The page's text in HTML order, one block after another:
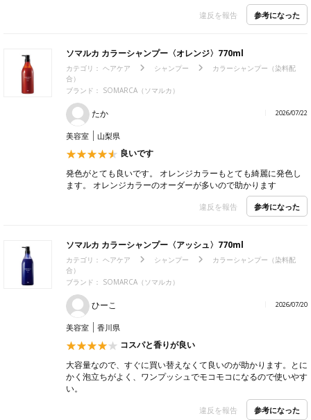
違反を報告 参考になった
ソマルカ カラーシャンプー〈オレンジ〉770ml
カテゴリ： ヘアケア シャンプー
カラーシャンプー（染料配
合）
ブランド： SOMARCA（ソマルカ）
たか 2026/07/22
美容室 山梨県
良いです
発色がとても良いです。 オレンジカラーもとても綺麗に発色し
ます。 オレンジカラーのオーダーが多いので助かります
違反を報告 参考になった
ソマルカ カラーシャンプー〈アッシュ〉770ml
カテゴリ： ヘアケア シャンプー
カラーシャンプー（染料配
合）
ブランド： SOMARCA（ソマルカ）
ひーこ 2026/07/20
美容室 香川県
コスパと香りが良い
大容量なので、すぐに買い替えなくて良いのが助かります。とに
かく泡立ちがよく、ワンプッシュでモコモコになるので使いやす
い。
違反を報告 参考になった